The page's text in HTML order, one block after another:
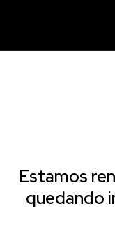
Estamos
quedando